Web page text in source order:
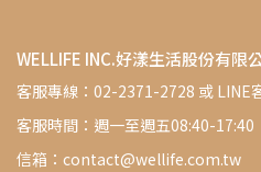
WELLIFE INC.好漾生活股份有限
客服專線：02-2371-2728 或 LINE
客服時間：週一至週五08:40-17:40
信箱：contact@wellife.com.tw